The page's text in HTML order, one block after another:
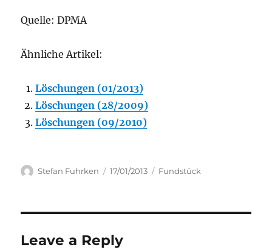
Quelle: DPMA
Ähnliche Artikel:
Löschungen (01/2013)
Löschungen (28/2009)
Löschungen (09/2010)
Author
Stefan Fuhrken
Posted
17/01/2013 Categories
Fundstück
Leave a Reply